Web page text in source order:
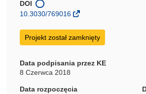
w
nowym
DOI
10.3030/769016
Projekt został zamknięty
Data podpisania przez KE
8 Czerwca 2018
Data rozpoczęcia